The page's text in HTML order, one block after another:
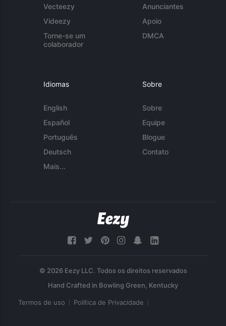
Vecteezy
Videezy
Torne-se um
colaborador
Anunciantes
Apoio
DMCA
Idiomas
English
Español
Português
Deutsch
Mais...
Sobre
Sobre
Equipe
Blogue
Contato
© 2026 Eezy LLC. Todos os direitos reservados
Termos de uso Política de Privacidade